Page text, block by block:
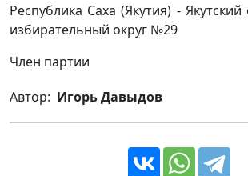
Республика Саха (Якутия) -
избирательный округ №29
Член партии
Автор: Игорь Давыдов